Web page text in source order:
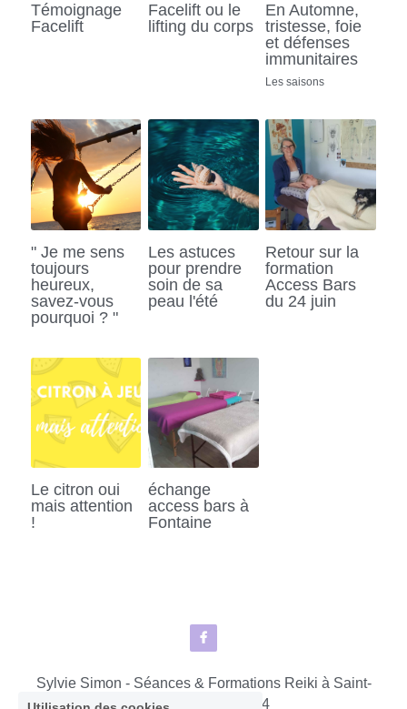
Témoignage
Facelift
Facelift ou le
lifting du corps
En Automne,
tristesse, foie
et défenses
immunitaires
Les saisons
" Je me sens
toujours
heureux,
savez-vous
pourquoi ? "
Les astuces
pour prendre
soin de sa
peau l'été
Retour sur la
formation
Access Bars
du 24 juin
Le citron oui
mais attention
!
échange
access bars à
Fontaine
Sylvie Simon - Séances & Formations Reiki à Saint-
lô - Agneaux © 2024